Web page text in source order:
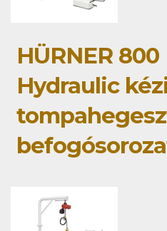
HÜRNER
Hydraulic